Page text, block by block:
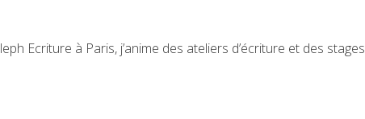
Ecriture à Paris, j’anime des ateliers d’écriture et des stages